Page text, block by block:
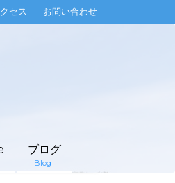
セス お問い合わせ
Blog
ブログ